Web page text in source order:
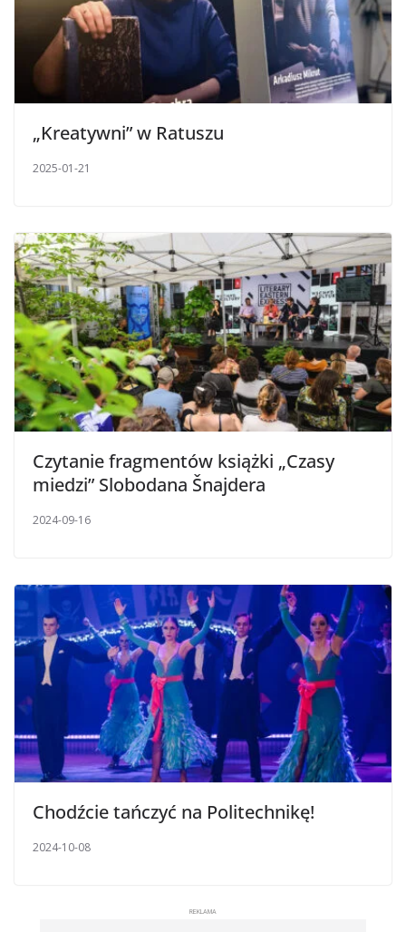
„Kreatywni” w Ratuszu
2025-01-21
Czytanie fragmentów książki „Czasy
miedzi” Slobodana Šnajdera
2024-09-16
Chodźcie tańczyć na Politechnikę!
2024-10-08
REKLAMA